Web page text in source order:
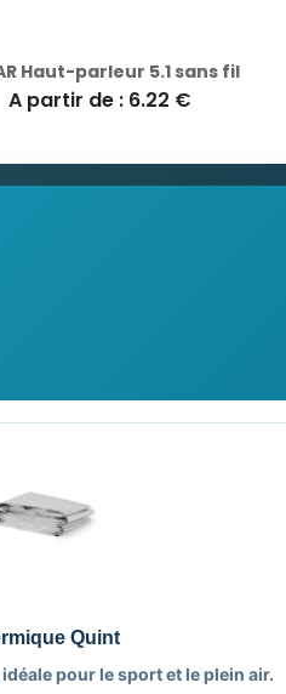
Haut-parleur 5.1 sans fil
A partir de : 6.22 €
Quint
pour le sport et le plein air.
Promotions
du site